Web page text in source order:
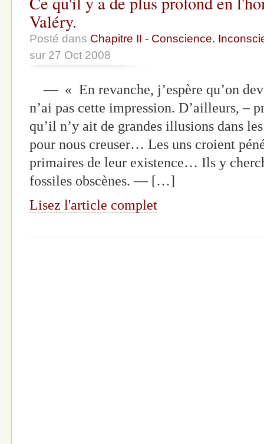
Valéry.
Posté dans Chapitre II - Conscience.
sur 27 Oct 2008
— « En revanche, j’espère qu’on
n’ai pas cette impression. D’ailleurs, –
qu’il n’y ait de grandes illusions dans
pour nous creuser… Les uns croient
primaires de leur existence… Ils y
fossiles obscènes. — […]
Lisez l'article complet